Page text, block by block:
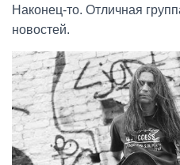
Наконец-то. Отличная
новостей.